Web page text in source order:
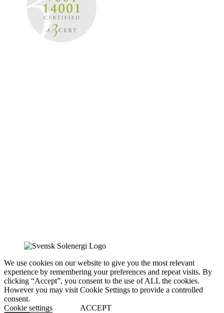
We use cookies on our website to give you the most relevant
experience by remembering your preferences and repeat visits. By
clicking “Accept”, you consent to the use of ALL the cookies.
However you may visit Cookie Settings to provide a controlled
consent.
Cookie settings
ACCEPT